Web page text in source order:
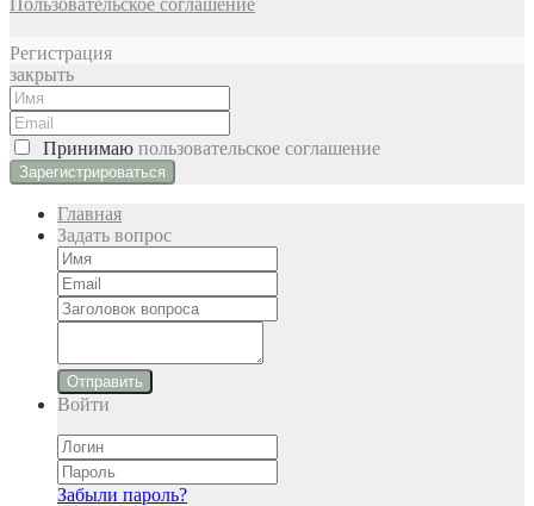
Пользовательское соглашение
Регистрация
закрыть
Принимаю пользовательское соглашение
Главная
Задать вопрос
Отправить
Войти
Забыли пароль?